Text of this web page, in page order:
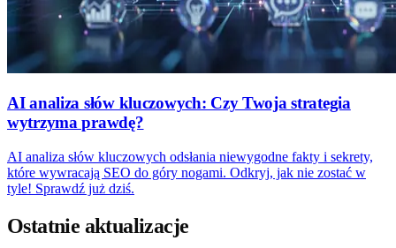
AI analiza słów kluczowych: Czy Twoja strategia
wytrzyma prawdę?
AI analiza słów kluczowych odsłania niewygodne fakty i sekrety,
które wywracają SEO do góry nogami. Odkryj, jak nie zostać w
tyle! Sprawdź już dziś.
Ostatnie aktualizacje